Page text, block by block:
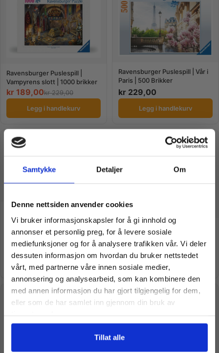
Samtykke Detaljer Om
Denne nettsiden anvender cookies
Vi bruker informasjonskapsler for å gi innhold og
annonser et personlig preg, for å levere sosiale
mediefunksjoner og for å analysere trafikken vår. Vi deler
dessuten informasjon om hvordan du bruker nettstedet
vårt, med partnerne våre innen sosiale medier,
annonsering og analysearbeid, som kan kombinere den
med annen informasjon du har gjort tilgjengelig for dem,
eller som de har samlet inn gjennom din bruk av
Tillat alle
Ravensburger Puslespill |
Vampyrens slott | 1000 brikker
kr 189,00kr229,00
Legg i handlekurv
Ravensburger Puslespill | Vår i
Paris | 500 Brikker
kr 229,00
Legg i handlekurv
TILBUD
Venezia | 100 Brikker
kr159,00kr179,00
Legg i handlekurv
Ravensburger Puslespill |
Venezia, dag til natt | 1000
Brikker
kr209,00kr499,00
Legg i handlekurv
TILBUD TILBUD
Vil du ha
10% Rabatt?
Meld deg på vårt nyhetsbrev og motta
gode tilbud og produktinformasjon fra
oss¢!
Ja takk, jeg er med